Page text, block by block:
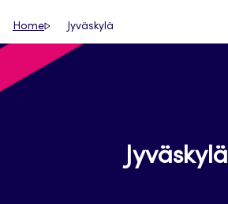
Home Jyväskylä
Jyväskylä